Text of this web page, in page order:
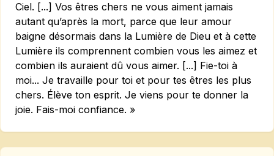
Ciel. [...] Vos êtres chers ne vous aiment jamais
autant qu’après la mort, parce que leur amour
baigne désormais dans la Lumière de Dieu et à cette
Lumière ils comprennent combien vous les aimez et
combien ils auraient dû vous aimer. [...] Fie-toi à
moi... Je travaille pour toi et pour tes êtres les plus
chers. Élève ton esprit. Je viens pour te donner la
joie. Fais-moi confiance. »